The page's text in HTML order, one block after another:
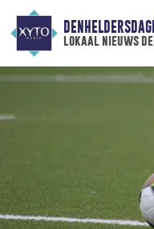
lokaal nieuws